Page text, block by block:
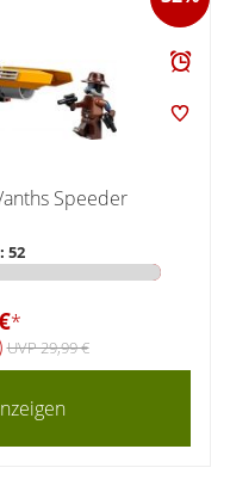
Speeder
52
*
UVP 29,99 €